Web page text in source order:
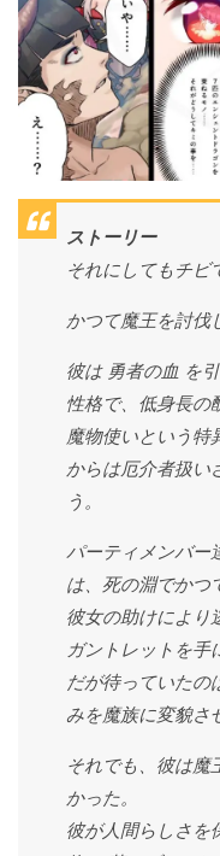
ストーリー
それにしてもチ
かつて魔王を討伐
彼は 勇者の血 を
性格で、低身長の
魔物使いという特
からは厄介者扱い
う。
パーティメンバー
は、死の淵でかつ
彼女の助けにより
ガントレットを手
だが待っていたの
みを魔族に変貌さ
それでも、彼は魔
かった。
彼が人間らしさを